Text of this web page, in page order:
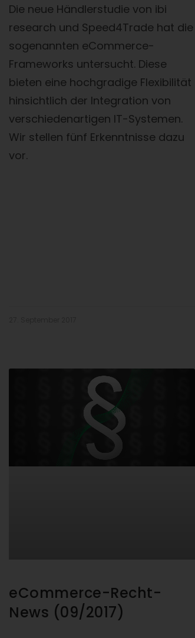
Die neue Händlerstudie von ibi
research und Speed4Trade hat die
sogenannten eCommerce-
Frameworks untersucht. Diese
bieten eine hochgradige Flexibilität
hinsichtlich der Integration von
verschiedenartigen IT-Systemen.
Wir stellen fünf Erkenntnisse dazu
vor.
eCommerce-Recht-
News (09/2017)